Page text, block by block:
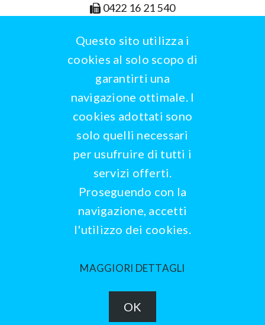
0422 16 21 540
Copyright WBrain. All Rights Reserved.
Questo sito utilizza i
cookies al solo scopo di
garantirti una
navigazione ottimale. I
cookies adottati sono
solo quelli necessari
per usufruire di tutti i
servizi offerti.
Proseguendo con la
navigazione, accetti
l'utilizzo dei cookies.
MAGGIORI DETTAGLI
OK